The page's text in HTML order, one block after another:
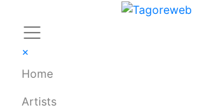
×
Home
Artists